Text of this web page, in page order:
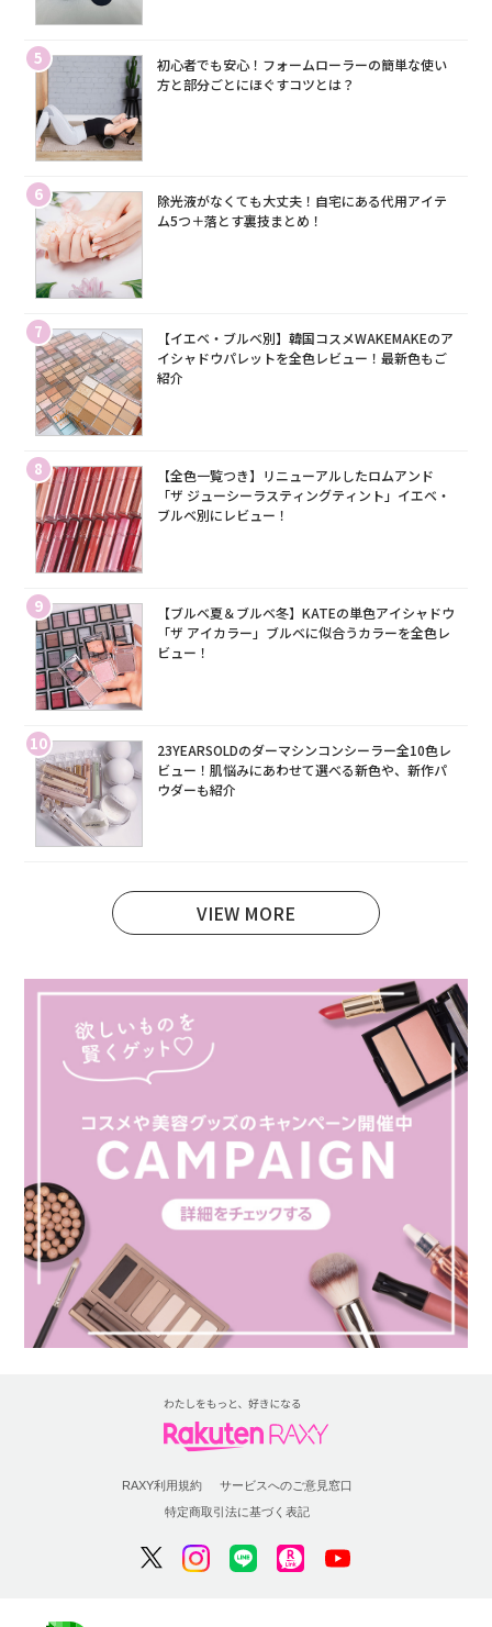
5
初心者でも安心！フォームローラーの簡単な使い
方と部分ごとにほぐすコツとは？
6
除光液がなくても大丈夫！自宅にある代用アイテ
ム5つ＋落とす裏技まとめ！
7
【イエベ・ブルベ別】韓国コスメWAKEMAKEのア
イシャドウパレットを全色レビュー！最新色もご
紹介
8
【全色一覧つき】リニューアルしたロムアンド
「ザ ジューシーラスティングティント」イエベ・
ブルベ別にレビュー！
9
【ブルベ夏＆ブルベ冬】KATEの単色アイシャドウ
「ザ アイカラー」ブルベに似合うカラーを全色レ
ビュー！
10
23YEARSOLDのダーマシンコンシーラー全10色レ
ビュー！肌悩みにあわせて選べる新色や、新作パ
ウダーも紹介
VIEW MORE
RAXY利用規約
サービスへのご意見窓口
特定商取引法に基づく表記